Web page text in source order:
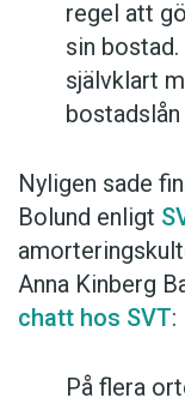
regel att
sin
självklart
Nyligen sade
Bolund enligt
Anna Kinberg
chatt hos SVT:
På flera